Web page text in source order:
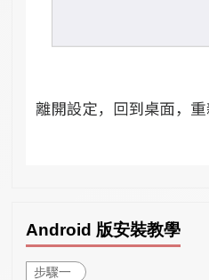
Android 版安裝教學
步驟一